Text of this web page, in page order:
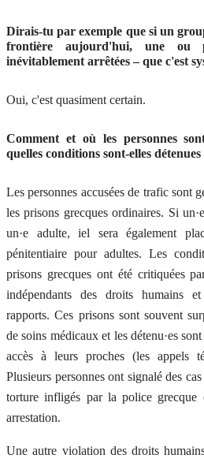
Dirais-tu par exemple que si un
frontière aujourd'hui, une ou
inévitablement arrêtées – que c'est
Oui, c'est quasiment certain.
Comment et où les personnes
quelles conditions sont-elles détenues
Les personnes accusées de trafic sont
les prisons grecques ordinaires. Si
un·e adulte, iel sera également
pénitentiaire pour adultes. Les
prisons grecques ont été critiquées
indépendants des droits humains
rapports. Ces prisons sont souvent
de soins médicaux et les détenu·es
accès à leurs proches (les appels
Plusieurs personnes ont signalé des
torture infligés par la police
arrestation.
Une autre violation des droits